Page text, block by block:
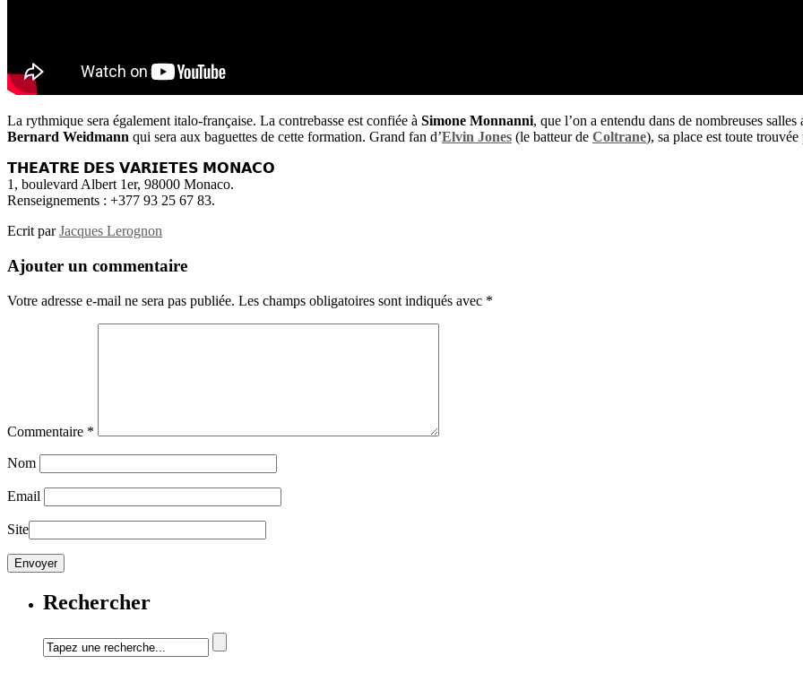
La rythmique sera également italo-française. La contrebasse est confiée à Simone Monnanni, que l’on a entendu dans de nombreuses
Bernard Weidmann qui sera aux baguettes de cette formation. Grand fan d’Elvin Jones (le batteur de Coltrane), sa place est toute
𝗧𝗛𝗘𝗔𝗧𝗥𝗘 𝗗𝗘𝗦 𝗩𝗔𝗥𝗜𝗘𝗧𝗘𝗦 𝗠𝗢𝗡𝗔𝗖𝗢
1, boulevard Albert 1er, 98000 Monaco.
Renseignements : +377 93 25 67 83.
Ecrit parJacques Lerognon
Ajouter un commentaire
Votre adresse e-mail ne sera pas publiée. Les champs obligatoires sont indiqués avec *
Commentaire *
Nom
Email
Site
Rechercher